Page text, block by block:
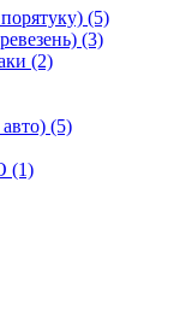
(5)
(3)
(2)
(5)
(1)